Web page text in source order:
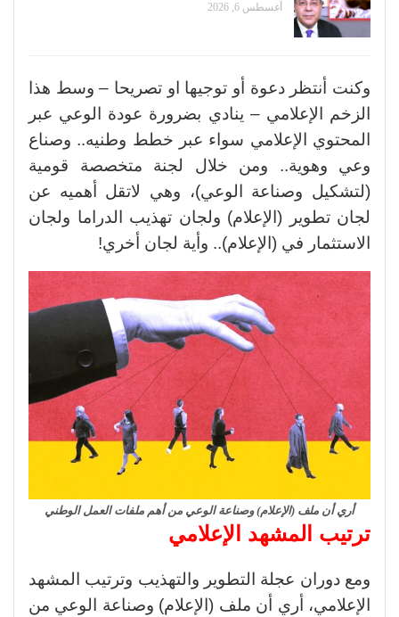
أغسطس 6, 2026
وكنت أنتظر دعوة أو توجيها او تصريحا – وسط هذا
الزخم الإعلامي – ينادي بضرورة عودة الوعي عبر
المحتوي الإعلامي سواء عبر خطط وطنيه.. وصناع
وعي وهوية.. ومن خلال لجنة متخصصة قومية
(لتشكيل وصناعة الوعي)، وهي لاتقل أهميه عن
لجان تطوير (الإعلام) ولجان تهذيب الدراما ولجان
الاستثمار في (الإعلام).. وأية لجان أخري!
أري أن ملف (الإعلام) وصناعة الوعي من أهم ملفات العمل الوطني
ترتيب المشهد الإعلامي
ومع دوران عجلة التطوير والتهذيب وترتيب المشهد
الإعلامي، أري أن ملف (الإعلام) وصناعة الوعي من